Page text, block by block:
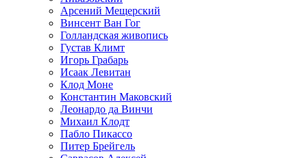
Арсений Мещерский
Винсент Ван Гог
Голландская живопись
Густав Климт
Игорь Грабарь
Исаак Левитан
Клод Моне
Константин Маковский
Леонардо да Винчи
Михаил Клодт
Пабло Пикассо
Питер Брейгель